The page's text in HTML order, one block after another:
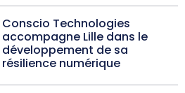
Conscio Technologies
accompagne Lille dans le
développement de sa
résilience numérique